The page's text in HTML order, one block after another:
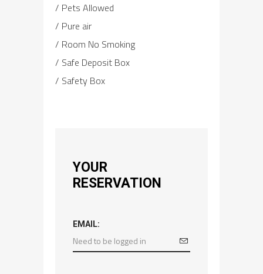
Pets Allowed
Pure air
Room No Smoking
Safe Deposit Box
Safety Box
YOUR
RESERVATION
EMAIL: